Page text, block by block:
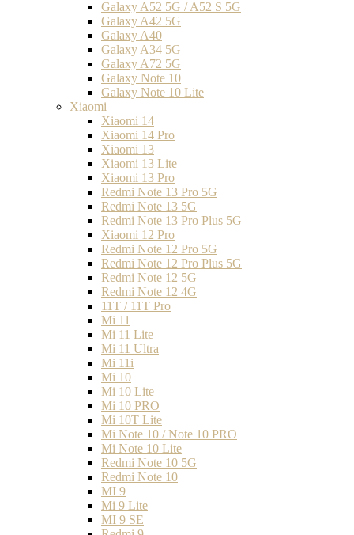
Galaxy A52 5G / A52 S 5G
Galaxy A42 5G
Galaxy A40
Galaxy A34 5G
Galaxy A72 5G
Galaxy Note 10
Galaxy Note 10 Lite
Xiaomi
Xiaomi 14
Xiaomi 14 Pro
Xiaomi 13
Xiaomi 13 Lite
Xiaomi 13 Pro
Redmi Note 13 Pro 5G
Redmi Note 13 5G
Redmi Note 13 Pro Plus 5G
Xiaomi 12 Pro
Redmi Note 12 Pro 5G
Redmi Note 12 Pro Plus 5G
Redmi Note 12 5G
Redmi Note 12 4G
11T / 11T Pro
Mi 11
Mi 11 Lite
Mi 11 Ultra
Mi 11i
Mi 10
Mi 10 Lite
Mi 10 PRO
Mi 10T Lite
Mi Note 10 / Note 10 PRO
Mi Note 10 Lite
Redmi Note 10 5G
Redmi Note 10
MI 9
Mi 9 Lite
MI 9 SE